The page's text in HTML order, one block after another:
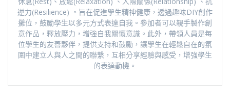
逆力(Resilience) 。旨在促進學生精神健康，透過趣味DIY創作
攤位，鼓勵學生以多元方式表達自我。參加者可以親手製作創
意作品，釋放壓力，增強自我關懷意識。此外，帶領人員是每
位學生的友善夥伴，提供支持和鼓勵，讓學生在輕鬆自在的氛
圍中建立人與人之間的聯繫，互相分享經驗與感受，增強學生
的表達動機。